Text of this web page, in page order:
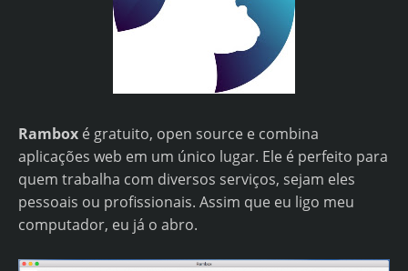
Rambox é gratuito, open source e combina
aplicações web em um único lugar. Ele é perfeito para
quem trabalha com diversos serviços, sejam eles
pessoais ou profissionais. Assim que eu ligo meu
computador, eu já o abro.